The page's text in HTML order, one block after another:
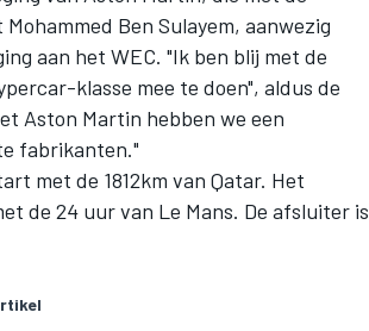
Ben Sulayem, aanwezig
aan het WEC. "Ik ben blij met de
klasse mee te doen", aldus de
Aston Martin hebben we een
fabrikanten."
met de 1812km van Qatar. Het
de 24 uur van Le Mans. De afsluiter is